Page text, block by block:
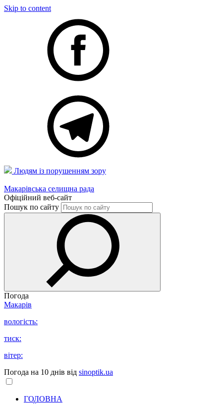
Skip to content
Людям із порушенням зору
Макарівська селищна рада
Офіційний веб-сайт
Пошук по сайту
Погода
Макарів
вологість:
тиск:
вітер:
Погода на 10 днів від sinoptik.ua
ГОЛОВНА